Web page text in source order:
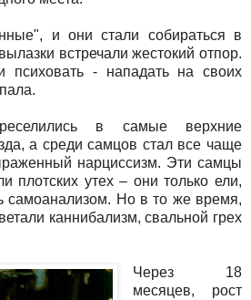
и они стали собираться в
встречали жестокий отпор.
психовать - нападать на своих
в самые верхние
а среди самцов стал все чаще
нарциссизм. Эти самцы
плотских утех – они только ели,
самоанализом. Но в то же время,
каннибализм, свальной грех
Через 18
месяцев, рост